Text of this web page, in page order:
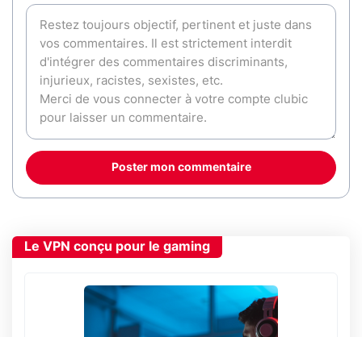
Poster mon commentaire
Le VPN conçu pour le gaming